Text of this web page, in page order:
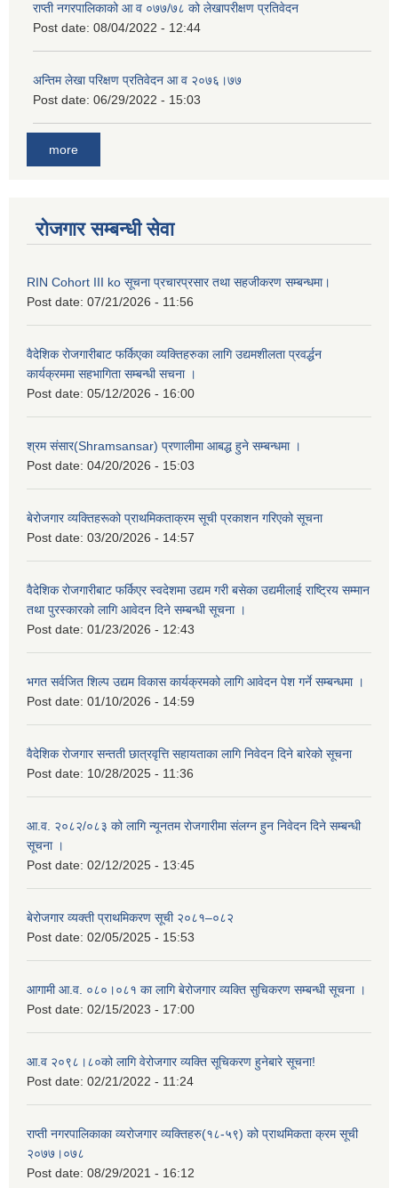
राप्ती नगरपालिकाको आ व ०७७/७८ को लेखापरीक्षण प्रतिवेदन
Post date: 08/04/2022 - 12:44
अन्तिम लेखा परिक्षण प्रतिवेदन आ व २०७६।७७
Post date: 06/29/2022 - 15:03
more
रोजगार सम्बन्धी सेवा
RIN Cohort III ko सूचना प्रचारप्रसार तथा सहजीकरण सम्बन्धमा।
Post date: 07/21/2026 - 11:56
वैदेशिक रोजगारीबाट फर्किएका व्यक्तिहरुका लागि उद्यमशीलता प्रवर्द्धन
कार्यक्रममा सहभागिता सम्बन्धी सचना ।
Post date: 05/12/2026 - 16:00
श्रम संसार(Shramsansar) प्रणालीमा आबद्ध हुने सम्बन्धमा ।
Post date: 04/20/2026 - 15:03
बेरोजगार व्यक्तिहरूको प्राथमिकताक्रम सूची प्रकाशन गरिएको सूचना
Post date: 03/20/2026 - 14:57
वैदेशिक रोजगारीबाट फर्किएर स्वदेशमा उद्यम गरी बसेका उद्यमीलाई राष्ट्रिय सम्मान
तथा पुरस्कारको लागि आवेदन दिने सम्बन्धी सूचना ।
Post date: 01/23/2026 - 12:43
भगत सर्वजित शिल्प उद्यम विकास कार्यक्रमको लागि आवेदन पेश गर्ने सम्बन्धमा ।
Post date: 01/10/2026 - 14:59
वैदेशिक रोजगार सन्तती छात्रवृत्ति सहायताका लागि निवेदन दिने बारेको सूचना
Post date: 10/28/2025 - 11:36
आ.व. २०८२/०८३ को लागि न्यूनतम रोजगारीमा संलग्न हुन निवेदन दिने सम्बन्धी
सूचना ।
Post date: 02/12/2025 - 13:45
बेरोजगार व्यक्ती प्राथमिकरण सूची २०८१–०८२
Post date: 02/05/2025 - 15:53
आगामी आ.व. ०८०।०८१ का लागि बेरोजगार व्यक्ति सुचिकरण सम्बन्धी सूचना ।
Post date: 02/15/2023 - 17:00
आ.व २०९८।८०को लागि वेरोजगार व्यक्ति सूचिकरण हुनेबारे सूचना!
Post date: 02/21/2022 - 11:24
राप्ती नगरपालिकाका व्यरोजगार व्यक्तिहरु(१८-५९) को प्राथमिकता क्रम सूची
२०७७।०७८
Post date: 08/29/2021 - 16:12